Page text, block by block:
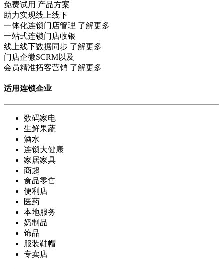
免费试用 产品方案
助力实现线上线下
一体化连锁门店管理 了解更多
一站式连锁门店收银
线上线下数据同步 了解更多
门店企微SCRM以及
会员精准拓客营销 了解更多
适用连锁企业
数码家电
生鲜果蔬
酒水
连锁大健康
家居家具
商超
食品零售
便利店
医药
本地服务
奶制品
饰品
服装鞋帽
专卖店